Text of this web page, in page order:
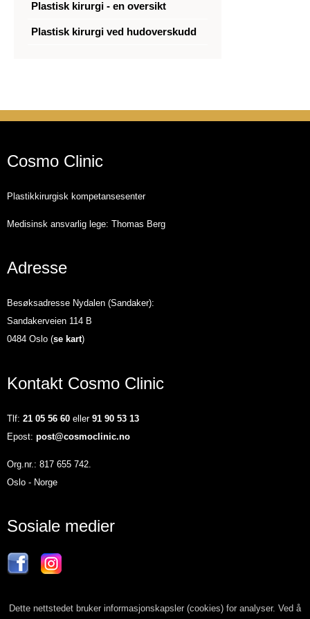
Plastisk kirurgi - en oversikt
Plastisk kirurgi ved hudoverskudd
Cosmo Clinic
Plastikkirurgisk kompetansesenter
Medisinsk ansvarlig lege: Thomas Berg
Adresse
Besøksadresse Nydalen (Sandaker):
Sandakerveien 114 B
0484 Oslo (se kart)
Kontakt Cosmo Clinic
Tlf: 21 05 56 60 eller 91 90 53 13
Epost: post@cosmoclinic.no
Org.nr.: 817 655 742.
Oslo - Norge
Sosiale medier
Dette nettstedet bruker informasjonskapsler (cookies) for analyser. Ved å